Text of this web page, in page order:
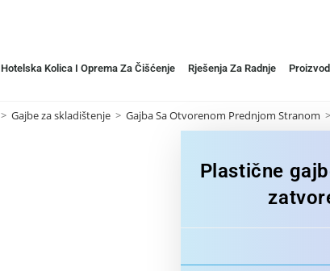
Hotelska Kolica I Oprema Za Čišćenje Rješenja Za Radnje
> Gajbe za skladištenje > Gajba Sa Otvorenom Prednjom Stranom >
Plastične